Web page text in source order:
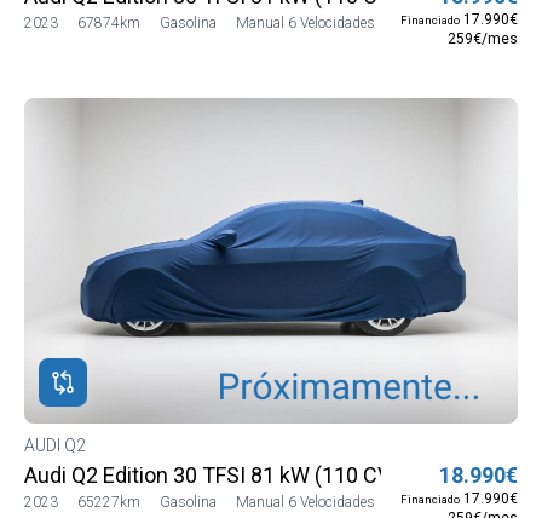
2023 67874km Gasolina Manual 6 Velocidades Financiado 17.990€
259€/mes
AUDI Q2
Audi Q2 Edition 30 TFSI 81 kW (110 CV)
2023 65227km Gasolina Manual 6 Velocidades
18.990€
Financiado 17.990€